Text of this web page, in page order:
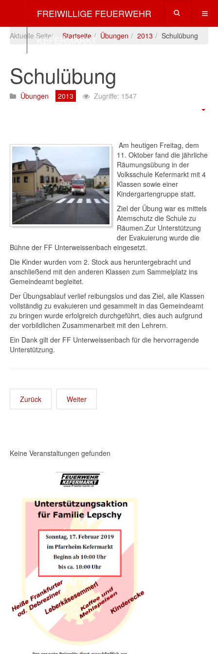
FREIWILLIGE FEUERWEHR
KEFERMARKT
Aktuelle Seite: Startseite Übungen 2013 Schulübung
Schulübung
Übungen 2013 Zugriffe: 1547
Am heutigen Freitag, dem
11. Oktober fand die jährliche
Räumungsübung in der
Volksschule Kefermarkt mit 4
Klassen sowie einer
Kindergartengruppe statt.
Ziel der Übung war es mittels
Atemschutz die Schule zu
Räumen.Zur Unterstützung
der Evakuierung wurde die
Bühne der FF Unterweissenbach eingesetzt.
Die Kinder wurden vom 2. Stock aus heruntergebracht und
anschließend mit den anderen Klassen zum Sammelplatz ins
Gemeindeamt begleitet.
Der Übungsablauf verlief reibungslos und das Ziel, alle Klassen
vollständig zu evakuieren und gesammelt in das Gemeindeamt
zu bringen wurde erfolgreich durchgeführt, dies auch aufgrund
der vorbildlichen Zusammenarbeit mit den Lehrern.
Ein Dank gilt der FF Unterweissenbach für die hervorragende
Unterstützung.
Zurück Weiter
Keine Veranstaltungen gefunden